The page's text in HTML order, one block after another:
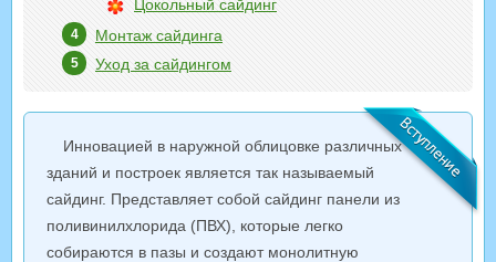
Цокольный сайдинг
Монтаж сайдинга
Уход за сайдингом
Инновацией в наружной облицовке различных
зданий и построек является так называемый
сайдинг. Представляет собой сайдинг панели из
поливинилхлорида (ПВХ), которые легко
собираются в пазы и создают монолитную